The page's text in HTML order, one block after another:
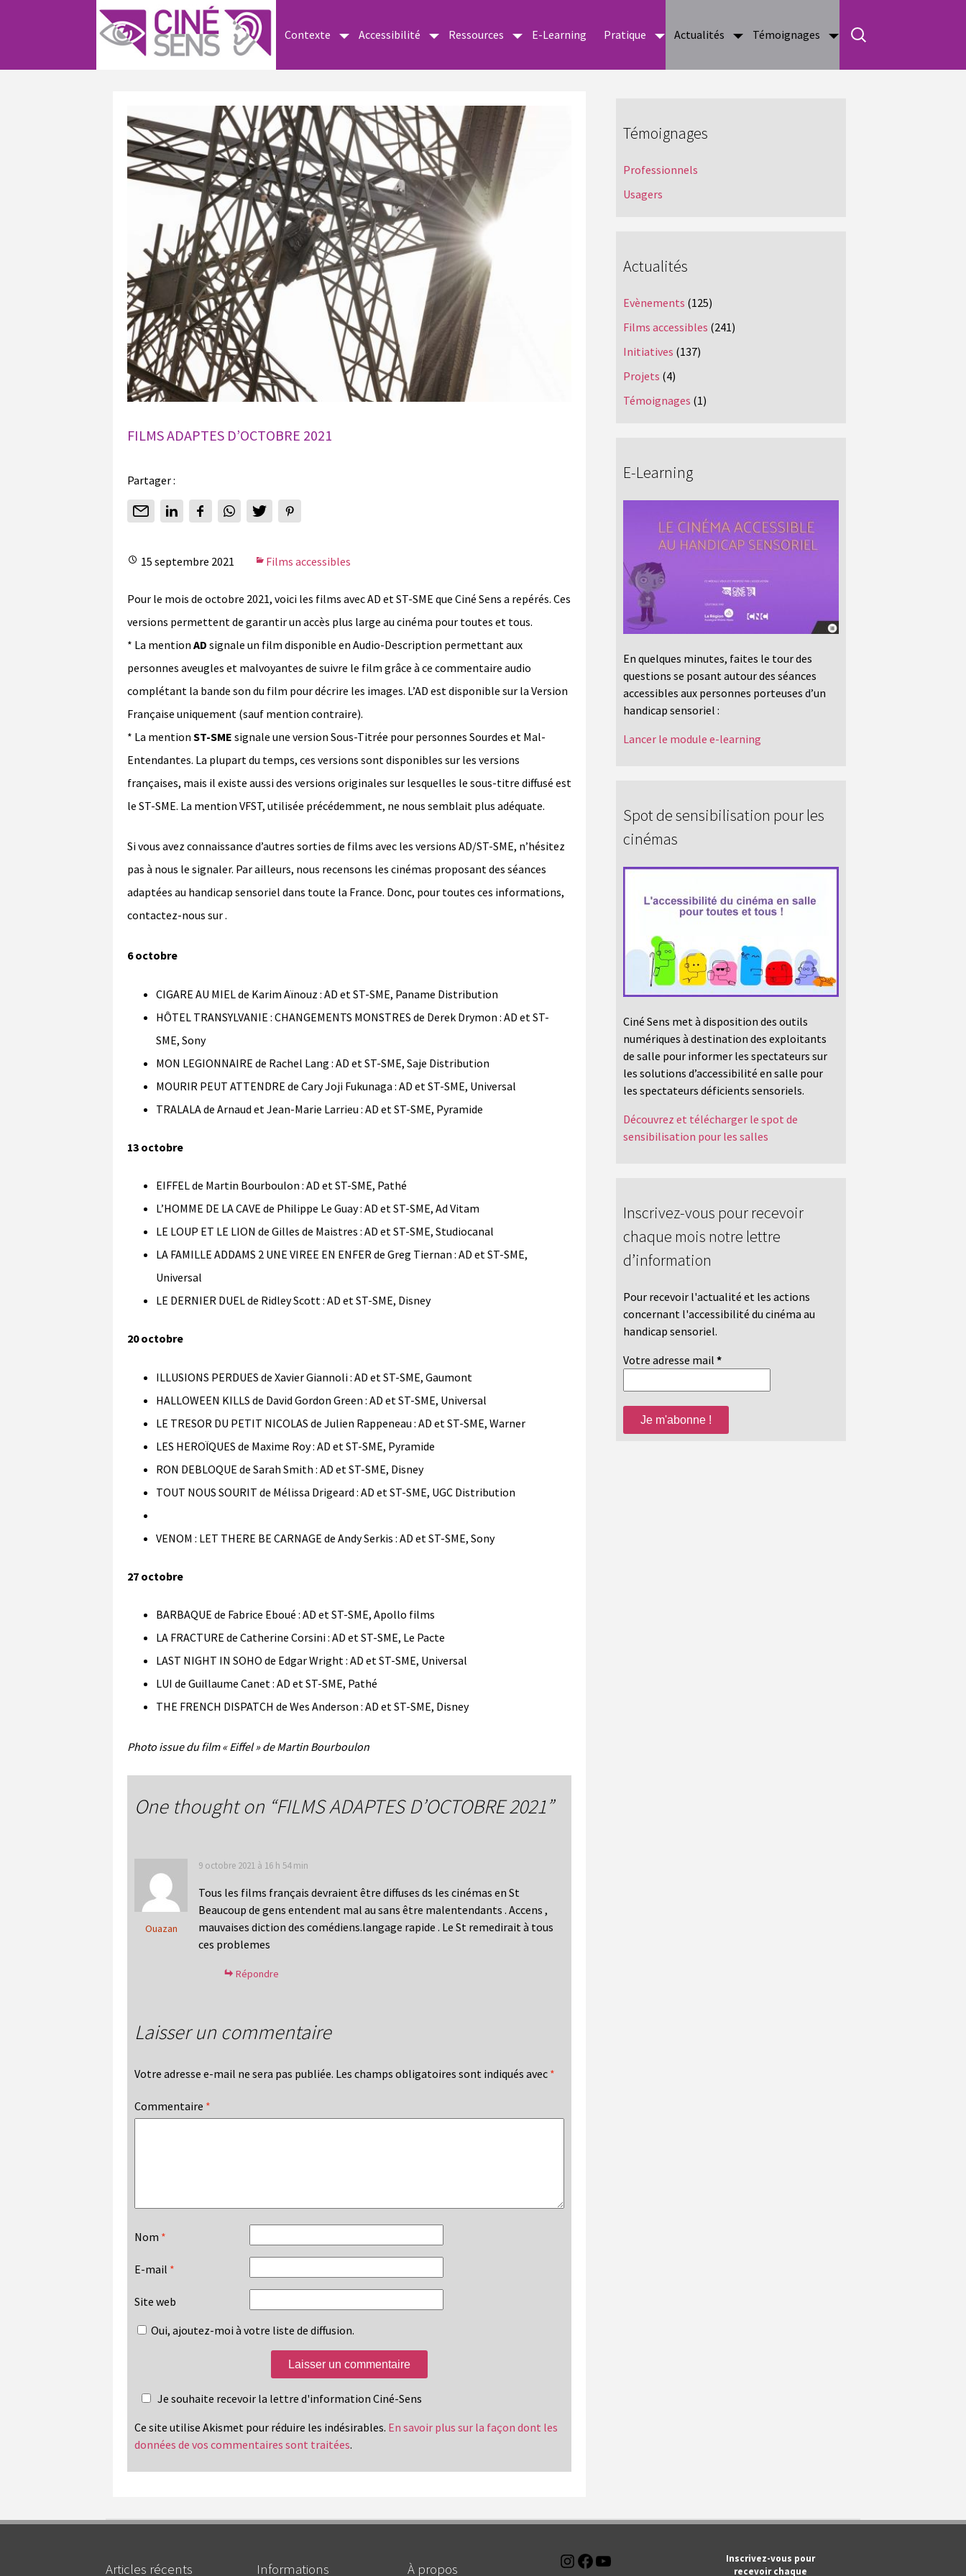
Contexte Accessibilité Ressources E-Learning Pratique Actualités Témoignages
FILMS ADAPTES D’OCTOBRE 2021
Partager :
15 septembre 2021 Films accessibles
Pour le mois de octobre 2021, voici les films avec AD et ST-SME que Ciné Sens a repérés. Ces
versions permettent de garantir un accès plus large au cinéma pour toutes et tous.
* La mention AD signale un film disponible en Audio-Description permettant aux
personnes aveugles et malvoyantes de suivre le film grâce à ce commentaire audio
complétant la bande son du film pour décrire les images. L’AD est disponible sur la Version
Française uniquement (sauf mention contraire).
* La mention ST-SME signale une version Sous-Titrée pour personnes Sourdes et Mal-
Entendantes. La plupart du temps, ces versions sont disponibles sur les versions
françaises, mais il existe aussi des versions originales sur lesquelles le sous-titre diffusé est
le ST-SME. La mention VFST, utilisée précédemment, ne nous semblait plus adéquate.
Si vous avez connaissance d’autres sorties de films avec les versions AD/ST-SME, n’hésitez
pas à nous le signaler. Par ailleurs, nous recensons les cinémas proposant des séances
adaptées au handicap sensoriel dans toute la France. Donc, pour toutes ces informations,
contactez-nous sur.
6 octobre
CIGARE AU MIEL de Karim Aïnouz : AD et ST-SME, Paname Distribution
HÔTEL TRANSYLVANIE : CHANGEMENTS MONSTRES de Derek Drymon : AD et ST-
SME, Sony
MON LEGIONNAIRE de Rachel Lang : AD et ST-SME, Saje Distribution
MOURIR PEUT ATTENDRE de Cary Joji Fukunaga : AD et ST-SME, Universal
TRALALA de Arnaud et Jean-Marie Larrieu : AD et ST-SME, Pyramide
13 octobre
EIFFEL de Martin Bourboulon : AD et ST-SME, Pathé
L’HOMME DE LA CAVE de Philippe Le Guay : AD et ST-SME, Ad Vitam
LE LOUP ET LE LION de Gilles de Maistres : AD et ST-SME, Studiocanal
LA FAMILLE ADDAMS 2 UNE VIREE EN ENFER de Greg Tiernan : AD et ST-SME,
Universal
LE DERNIER DUEL de Ridley Scott : AD et ST-SME, Disney
20 octobre
ILLUSIONS PERDUES de Xavier Giannoli : AD et ST-SME, Gaumont
HALLOWEEN KILLS de David Gordon Green : AD et ST-SME, Universal
LE TRESOR DU PETIT NICOLAS de Julien Rappeneau : AD et ST-SME, Warner
LES HEROÏQUES de Maxime Roy : AD et ST-SME, Pyramide
RON DEBLOQUE de Sarah Smith : AD et ST-SME, Disney
TOUT NOUS SOURIT de Mélissa Drigeard : AD et ST-SME, UGC Distribution
VENOM : LET THERE BE CARNAGE de Andy Serkis : AD et ST-SME, Sony
27 octobre
BARBAQUE de Fabrice Eboué : AD et ST-SME, Apollo films
LA FRACTURE de Catherine Corsini : AD et ST-SME, Le Pacte
LAST NIGHT IN SOHO de Edgar Wright : AD et ST-SME, Universal
LUI de Guillaume Canet : AD et ST-SME, Pathé
THE FRENCH DISPATCH de Wes Anderson : AD et ST-SME, Disney
Photo issue du film « Eiffel » de Martin Bourboulon
One thought on “FILMS ADAPTES D’OCTOBRE 2021”
Ouazan
9 octobre 2021 à 16 h 54 min
Tous les films français devraient être diffuses ds les cinémas en St
Beaucoup de gens entendent mal au sans être malentendants . Accens ,
mauvaises diction des comédiens.langage rapide . Le St remedirait à tous
ces problemes
Répondre
Laisser un commentaire
Votre adresse e-mail ne sera pas publiée. Les champs obligatoires sont indiqués avec *
Commentaire *
Nom *
E-mail *
Site web
Oui, ajoutez-moi à votre liste de diffusion.
Je souhaite recevoir la lettre d'information Ciné-Sens
Ce site utilise Akismet pour réduire les indésirables. En savoir plus sur la façon dont les
données de vos commentaires sont traitées.
Témoignages
Professionnels
Usagers
Actualités
Evènements (125)
Films accessibles (241)
Initiatives (137)
Projets (4)
Témoignages (1)
E-Learning
En quelques minutes, faites le tour des
questions se posant autour des séances
accessibles aux personnes porteuses d’un
handicap sensoriel :
Lancer le module e-learning
Spot de sensibilisation pour les
cinémas
Ciné Sens met à disposition des outils
numériques à destination des exploitants
de salle pour informer les spectateurs sur
les solutions d’accessibilité en salle pour
les spectateurs déficients sensoriels.
Découvrez et télécharger le spot de
sensibilisation pour les salles
Inscrivez-vous pour recevoir
chaque mois notre lettre
d’information
Pour recevoir l'actualité et les actions
concernant l'accessibilité du cinéma au
handicap sensoriel.
Votre adresse mail *
Articles récents Informations À propos
Instagram
Facebook
Inscrivez-vous pour
recevoir chaque